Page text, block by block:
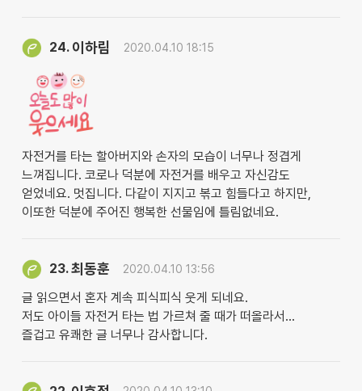
24. 이하림 2020.04.10 18:15
자전거를 타는 할아버지와 손자의 모습이 너무나 정겹게
느껴집니다. 코로나 덕분에 자전거를 배우고 자신감도
얻었네요. 멋집니다. 다같이 지지고 볶고 힘들다고 하지만,
이또한 덕분에 주어진 행복한 선물임에 틀림없네요.
23.최동훈 2020.04.10 13:56
글 읽으면서 혼자 계속 피식피식 웃게 되네요.
저도 아이들 자전거 타는 법 가르쳐 줄 때가 떠올라서...
즐겁고 유쾌한 글 너무나 감사합니다.